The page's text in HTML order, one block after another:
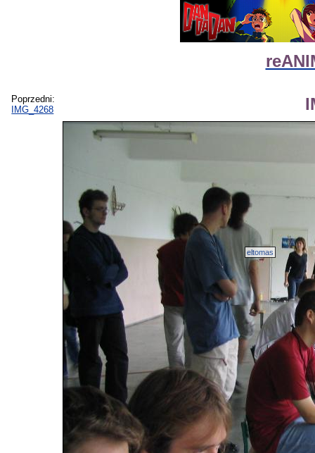
Poprzedni:
IMG_4268
eltomas